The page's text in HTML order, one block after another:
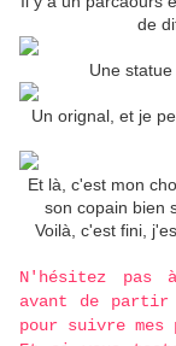
de
Une
Un orignal, et je
Et là, c'est mon
son copain bien
Voilà, c'est fini,
N'hésitez pas
avant de partir
pour suivre